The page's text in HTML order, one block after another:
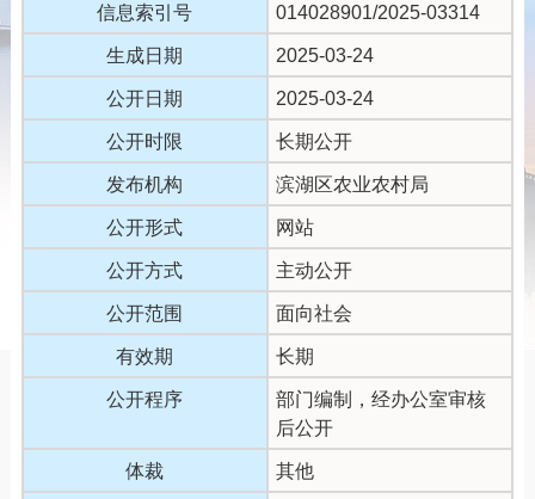
信息索引号 014028901/2025-03314
生成日期 2025-03-24
公开日期 2025-03-24
公开时限 长期公开
发布机构 滨湖区农业农村局
公开形式 网站
公开方式 主动公开
公开范围 面向社会
有效期 长期
公开程序
部门编制，经办公室审核
后公开
体裁 其他